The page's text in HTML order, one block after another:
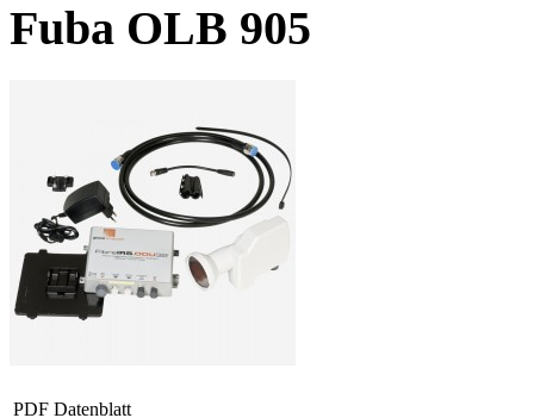
Fuba OLB 905
PDF Datenblatt